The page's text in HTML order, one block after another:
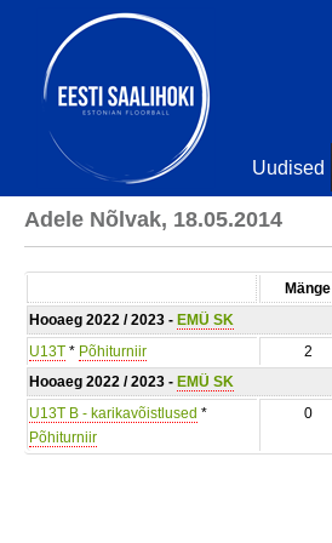
Uudised
Adele Nõlvak, 18.05.2014
Mänge
Hooaeg 2022 / 2023 - EMÜ SK
U13T * Põhiturniir 2
Hooaeg 2022 / 2023 - EMÜ SK
U13T B - karikavõistlused *
Põhiturniir
0